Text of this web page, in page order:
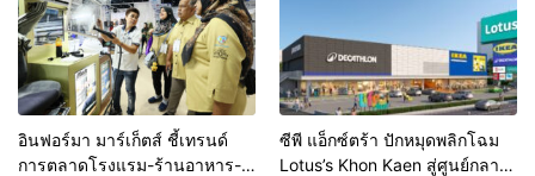
อินฟอร์มา มาร์เก็ตส์ ชี้เทรนด์
การตลาดโรงแรม-ร้านอาหาร-
ซีพี แอ็กซ์ตร้า ปักหมุดพลิกโฉม
Lotus’s Khon Kaen สู่ศูนย์กลาง